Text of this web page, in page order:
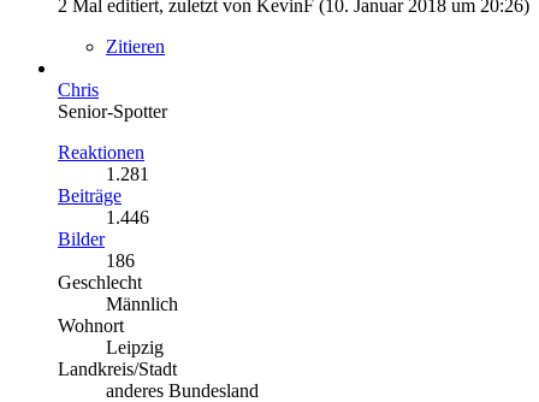
2 Mal editiert, zuletzt von KevinF (10. Januar 2018 um 20:26)
Zitieren
Chris
Senior-Spotter
Reaktionen
1.281
Beiträge
1.446
Bilder
186
Geschlecht
Männlich
Wohnort
Leipzig
Landkreis/Stadt
anderes Bundesland